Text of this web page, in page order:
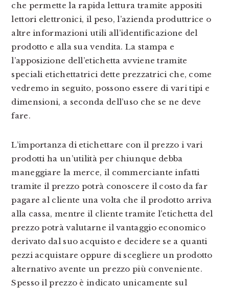
che permette la rapida lettura tramite appositi
lettori elettronici, il peso, l’azienda produttrice o
altre informazioni utili all’identificazione del
prodotto e alla sua vendita. La stampa e
l’apposizione dell’etichetta avviene tramite
speciali etichettatrici dette prezzatrici che, come
vedremo in seguito, possono essere di vari tipi e
dimensioni, a seconda dell’uso che se ne deve
fare.
L’importanza di etichettare con il prezzo i vari
prodotti ha un’utilità per chiunque debba
maneggiare la merce, il commerciante infatti
tramite il prezzo potrà conoscere il costo da far
pagare al cliente una volta che il prodotto arriva
alla cassa, mentre il cliente tramite l’etichetta del
prezzo potrà valutarne il vantaggio economico
derivato dal suo acquisto e decidere se a quanti
pezzi acquistare oppure di scegliere un prodotto
alternativo avente un prezzo più conveniente.
Spesso il prezzo è indicato unicamente sul